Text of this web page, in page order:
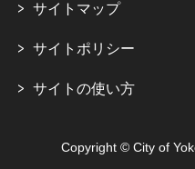
サイトマップ
サイトポリシー
サイトの使い方
Copyright © City of